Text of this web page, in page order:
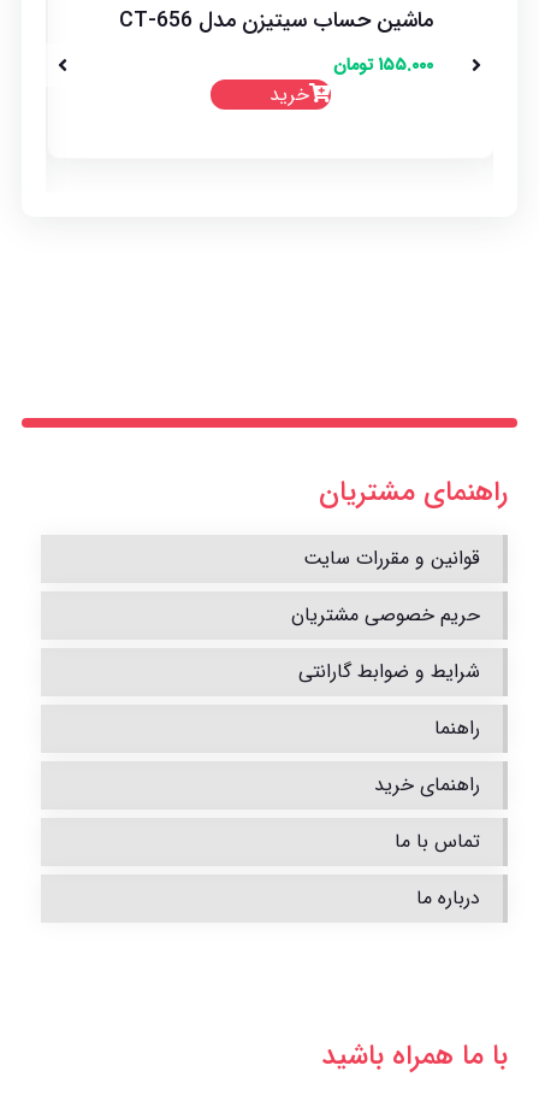
ماشین حساب سیتیزن مدل CT-656
۱۵۵.۰۰۰ تومان
خرید
راهنمای مشتریان
قوانین و مقررات سایت
حریم خصوصی مشتریان
شرایط و ضوابط گارانتی
راهنما
راهنمای خرید
تماس با ما
درباره ما
با ما همراه باشید